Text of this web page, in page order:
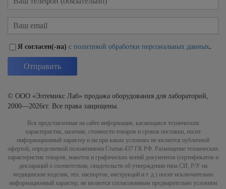
Я согласен(-на) с политикой обработки персональных данных.
© ООО «Элтемикс Лаб» продажа оборудования для лабораторий,
2000—2026гг. Все права защищены.
Вся представленная на сайте информация, касающаяся технических
характеристик, наличия, стоимости товаров и сроков поставки, носит
информационный характер и ни при каких условиях не является публичной
офертой, определяемой положениями Статьи 437 ГК РФ. Размещение технических
характеристик товаров, макетов и графических копий документов (сертификатов и
деклараций о соответствии, свидетельств об утверждении типа СИ, Р/У на
медицинские изделия, тех. паспортов, инструкций и т. д.) носит исключительно
информационный характер, не является согласованным предварительно условием